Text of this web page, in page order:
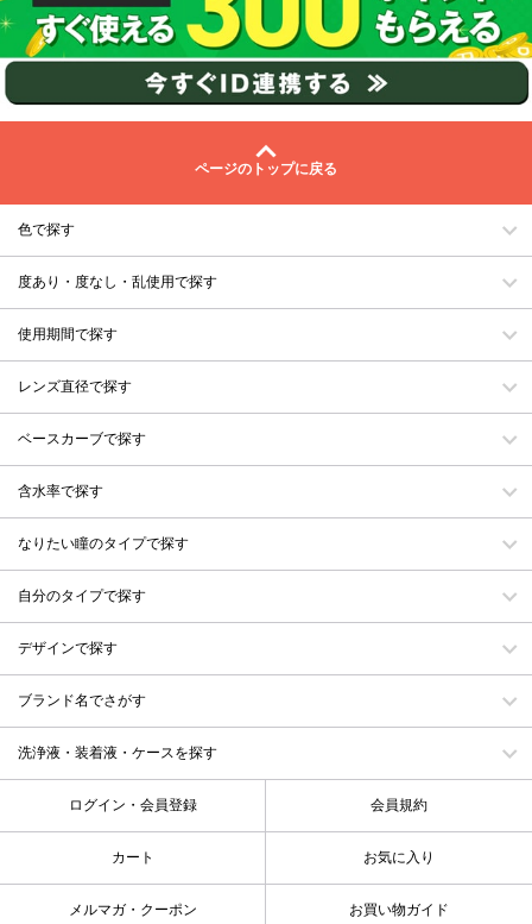
ページのトップに戻る
色で探す
度あり・度なし・乱使用で探す
使用期間で探す
レンズ直径で探す
ベースカーブで探す
含水率で探す
なりたい瞳のタイプで探す
自分のタイプで探す
デザインで探す
ブランド名でさがす
洗浄液・装着液・ケースを探す
ログイン・会員登録 会員規約
カート お気に入り
メルマガ・クーポン お買い物ガイド